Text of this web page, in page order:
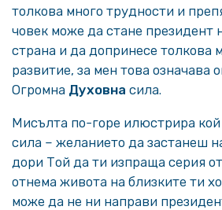
толкова много трудности и
човек може да стане президент
страна и да допринесе толкова
развитие, за мен това означава
Огромна Духовна сила.
Мисълта по-горе илюстрира кой
сила – желанието да застанеш
дори Той да ти изпраща серия
отнема живота на близките ти
може да не ни направи